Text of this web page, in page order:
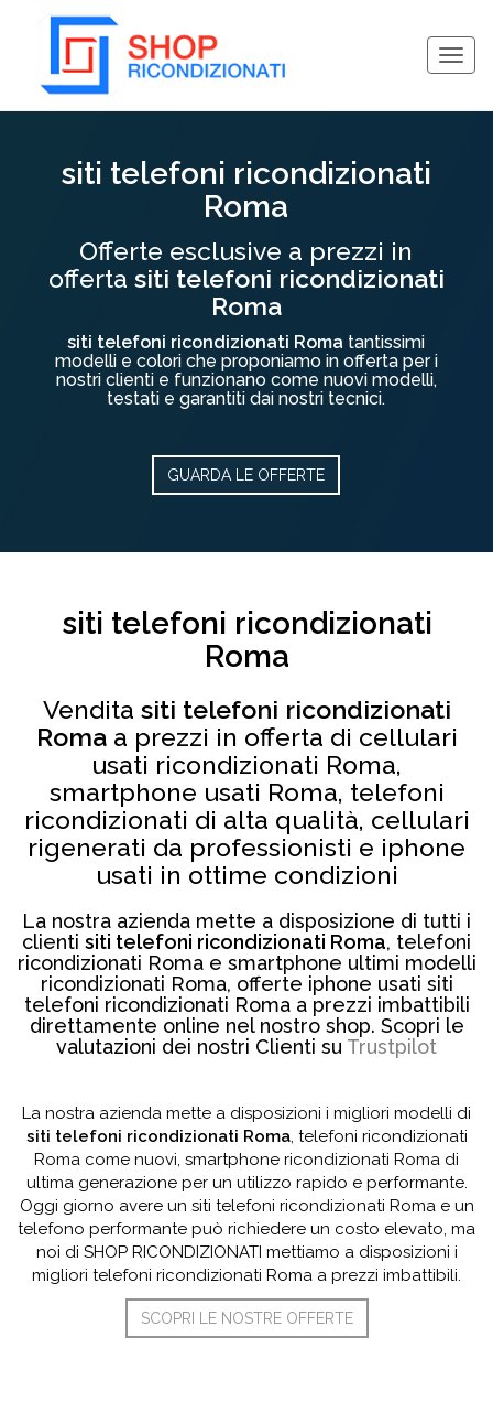
siti telefoni ricondizionati
Roma
Offerte esclusive a prezzi in
offerta siti telefoni ricondizionati
Roma
siti telefoni ricondizionati Roma tantissimi
modelli e colori che proponiamo in offerta per i
nostri clienti e funzionano come nuovi modelli,
testati e garantiti dai nostri tecnici.
GUARDA LE OFFERTE
siti telefoni ricondizionati
Roma
Vendita siti telefoni ricondizionati
Romaa prezzi in offerta di cellulari
usati ricondizionati Roma,
smartphone usati Roma, telefoni
ricondizionati di alta qualità, cellulari
rigenerati da professionisti e iphone
usati in ottime condizioni
La nostra azienda mette a disposizione di tutti i
clienti siti telefoni ricondizionati Roma, telefoni
ricondizionati Roma e smartphone ultimi modelli
ricondizionati Roma, offerte iphone usati siti
telefoni ricondizionati Roma a prezzi imbattibili
direttamente online nel nostro shop. Scopri le
valutazioni dei nostri Clienti su Trustpilot
La nostra azienda mette a disposizioni i migliori modelli di
siti telefoni ricondizionati Roma, telefoni ricondizionati
Roma come nuovi, smartphone ricondizionati Roma di
ultima generazione per un utilizzo rapido e performante.
Oggi giorno avere un siti telefoni ricondizionati Roma e un
telefono performante può richiedere un costo elevato, ma
noi di SHOP RICONDIZIONATI mettiamo a disposizioni i
migliori telefoni ricondizionati Roma a prezzi imbattibili.
SCOPRI LE NOSTRE OFFERTE